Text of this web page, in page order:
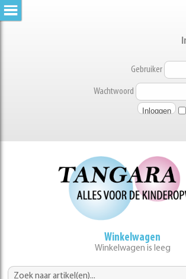
Gebruiker
Wachtwoord
Winkelwagen
Winkelwagen is leeg